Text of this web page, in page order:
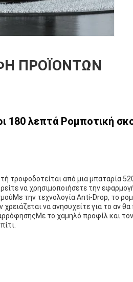
ΠΡΟΪΌΝΤΩΝ
180 λεπτά Ρομποτική
τροφοδοτείται από μια μπαταρία
να χρησιμοποιήσετε την
την τεχνολογία Anti-Drop, το
να ανησυχείτε για το αν
το χαμηλό προφίλ και